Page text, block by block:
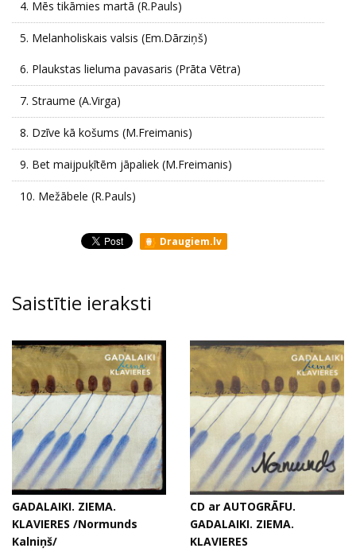
4. Mēs tikāmies martā (R.Pauls)
5. Melanholiskais valsis (Em.Dārziņš)
6. Plaukstas lieluma pavasaris (Prāta Vētra)
7. Straume (A.Virga)
8. Dzīve kā košums (M.Freimanis)
9. Bet maijpuķītēm jāpaliek (M.Freimanis)
10. Mežābele (R.Pauls)
Draugiem.lv
Saistītie ieraksti
GADALAIKI. ZIEMA.
KLAVIERES /Normunds
Kalniņš/
CD ar AUTOGRĀFU.
GADALAIKI. ZIEMA.
KLAVIERES